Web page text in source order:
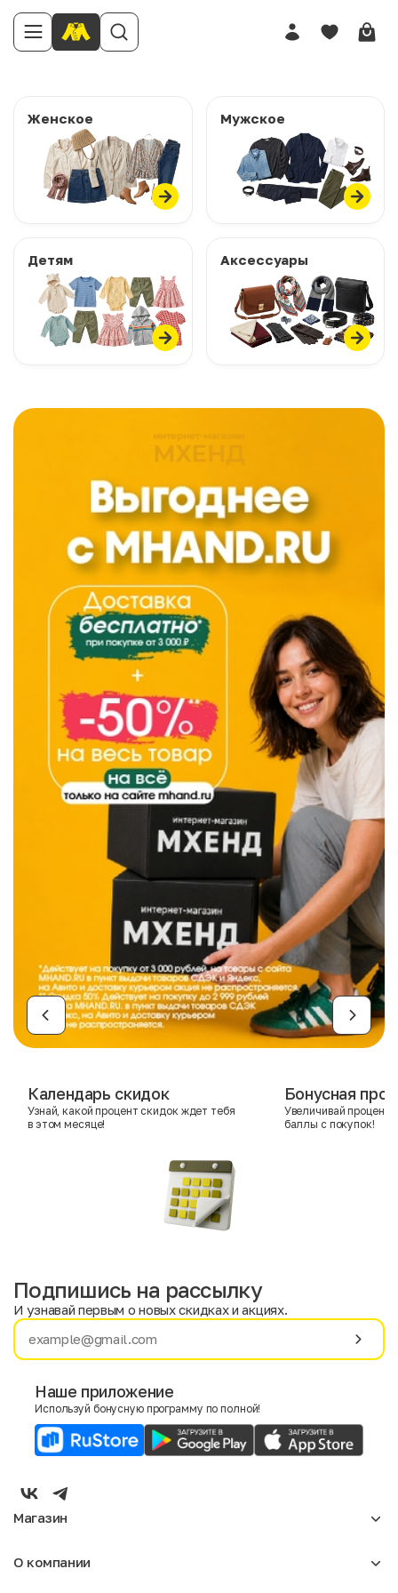
Женское Мужское
Детям Аксессуары
Календарь скидок
Узнай, какой процент скидок ждет тебя
в этом месяце!
Бонусная
Увеличивай процент
баллы с покупок!
Имя
E-mail
Мужской
Подпишись на рассылку
И узнавай первым о новых скидках и акциях.
Наше приложение
Используй бонусную программу по полной!
Магазин
Мужское
О компании